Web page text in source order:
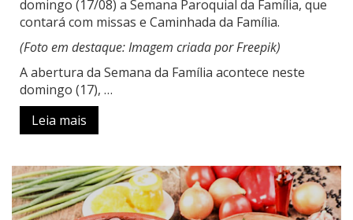
domingo (17/08) a Semana Paroquial da Família, que
contará com missas e Caminhada da Família.
(Foto em destaque: Imagem criada porFreepik)
A abertura da Semana da Família acontece neste
domingo (17), …
Leia mais